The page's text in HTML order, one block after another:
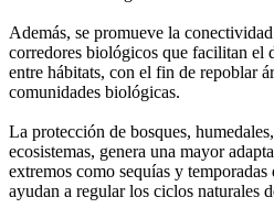
Además, se promueve la
corredores biológicos que facilitan el
entre hábitats, con el fin de repoblar
comunidades biológicas.
La protección de bosques,
ecosistemas, genera una mayor
extremos como sequías y
ayudan a regular los ciclos naturales